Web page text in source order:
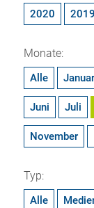
2020 2019
Monate:
Alle Januar
Juni Juli
November
Typ:
Alle